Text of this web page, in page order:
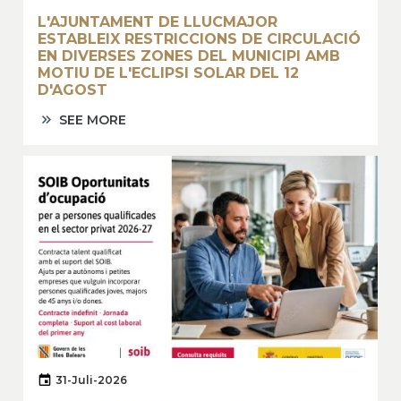
L'AJUNTAMENT DE LLUCMAJOR
ESTABLEIX RESTRICCIONS DE CIRCULACIÓ
EN DIVERSES ZONES DEL MUNICIPI AMB
MOTIU DE L'ECLIPSI SOLAR DEL 12
D'AGOST
SEE MORE
31-Juli-2026